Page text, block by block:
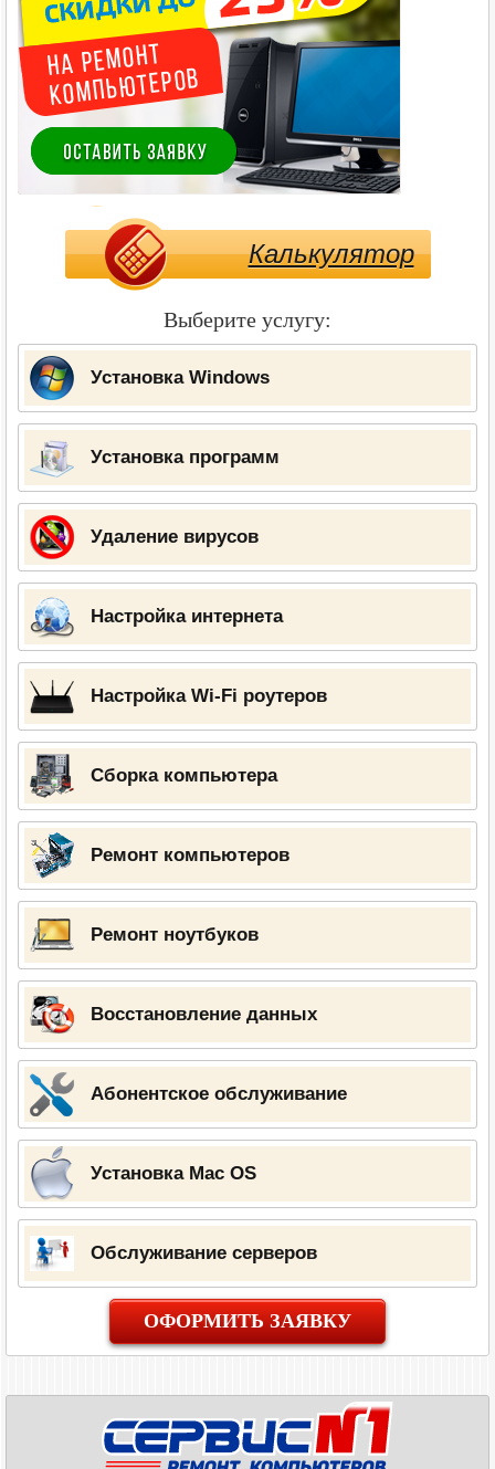
Калькулятор
Выберите услугу:
Установка Windows
Установка программ
Удаление вирусов
Настройка интернета
Настройка Wi-Fi роутеров
Сборка компьютера
Ремонт компьютеров
Ремонт ноутбуков
Восстановление данных
Абонентское обслуживание
Установка Mac OS
Обслуживание серверов
ОФОРМИТЬ ЗАЯВКУ